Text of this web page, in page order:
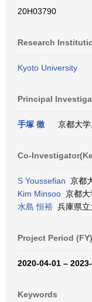
20H03790
Research
Kyoto University
Principal
手塚 徹 京都大
Co-
S Youssefian 京都
Kim Minsoo 京都
水島 恒裕 兵庫県
Project Period (FY)
2020-04-01 –
Keywords